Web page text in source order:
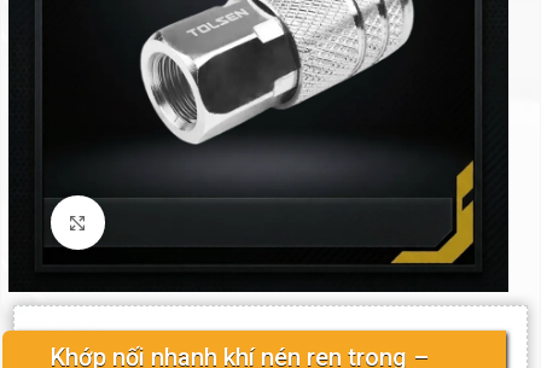
Click to enlarge
Khớp nối nhanh khí nén ren trong –